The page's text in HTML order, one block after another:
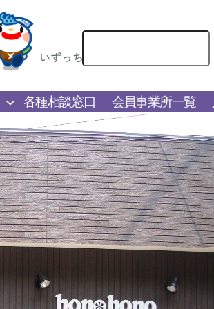
索
各種相談窓口 会員事業所一覧